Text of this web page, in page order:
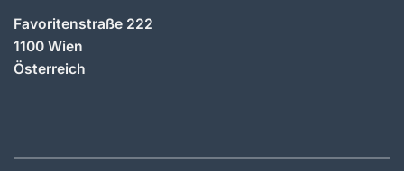
Favoritenstraße 222
1100 Wien
Österreich